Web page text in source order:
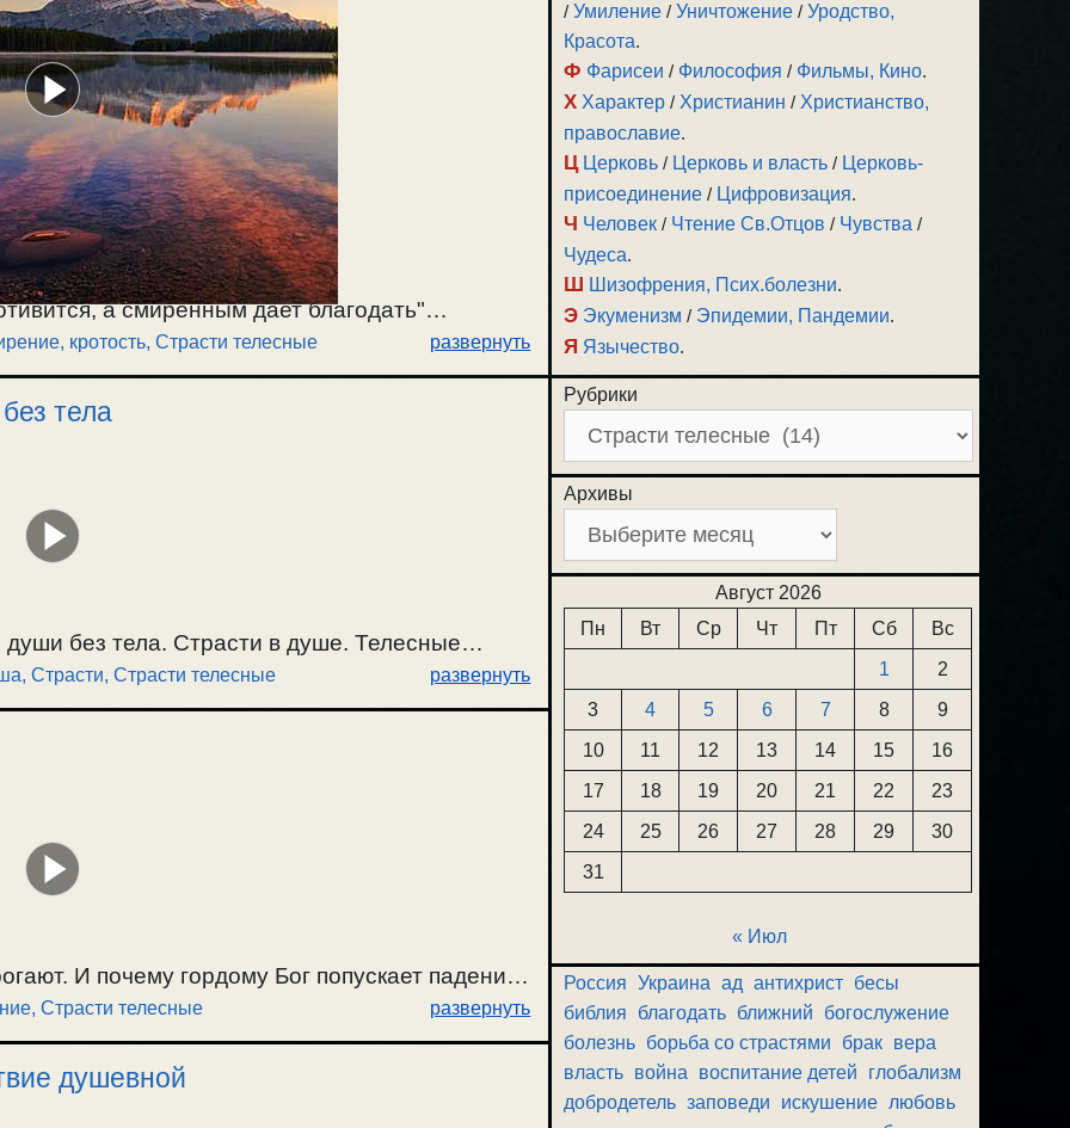
а смиренным дает благодать"
Добродетели и страсти рождаются из
рассудительности. О смирении перед Богом, и
архангелу Михаилу? О проявлениях
телесных страстей и гордого духа. На что
телесной страстью. / 28.01.2022г.
кротость, Страсти телесные развернуть
тела
без тела. Страсти в душе. Телесные
О рамках природы нашего естества.
, Страсти, Страсти телесные развернуть
И почему гордому Бог попускает падения
, Страсти телесные развернуть
душевной
/Умиление /Уничтожение /Уродство,
Красота.
Ф Фарисеи / Философия / Фильмы, Кино.
Х Характер / Христианин / Христианство,
православие.
Ц Церковь / Церковь и власть / Церковь-
присоединение / Цифровизация.
Ч Человек / Чтение Св.Отцов / Чувства /
Чудеса.
Ш Шизофрения, Псих.болезни.
Э Экуменизм / Эпидемии, Пандемии.
Я Язычество.
Рубрики
Архивы
Август 2026
Пн
Вт Ср Чт Пт Сб
Вс
1
2
3
4 5 6 7 8
9
10
11 12 13 14 15
16
17
18 19 20 21 22
23
24
25 26 27 28 29
30
31
« Июл
Россия Украина ад антихрист бесы
библия
благодать ближний
богослужение
болезнь борьба со страстями брак вера
власть война воспитание детей
глобализм
добродетель заповеди искушение любовь